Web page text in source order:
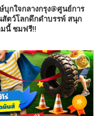
กใจกลางกรุง@ศูนย์การ
ตว์โลกดึกดำบรรพ์ สนุก
มนี้ ชมฟรี!!